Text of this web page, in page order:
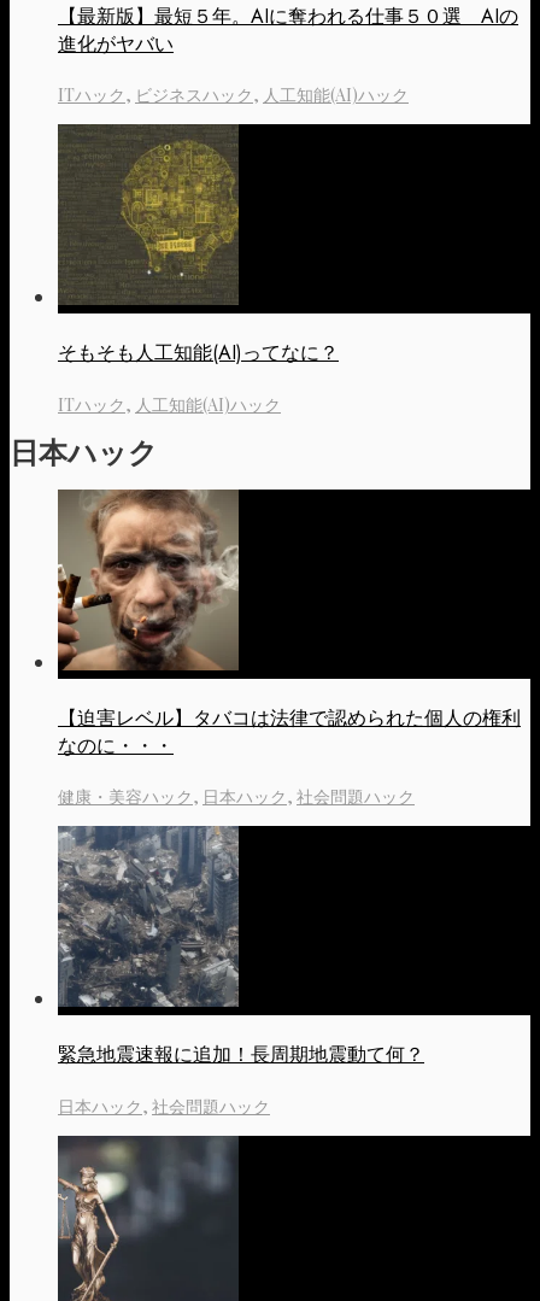
【最新版】最短５年。AIに奪われる仕事５０選 AIの
進化がヤバい
ITハック, ビジネスハック, 人工知能(AI)ハック
そもそも人工知能(AI)ってなに？
ITハック, 人工知能(AI)ハック
日本ハック
【迫害レベル】タバコは法律で認められた個人の権利
なのに・・・
健康・美容ハック, 日本ハック, 社会問題ハック
緊急地震速報に追加！長周期地震動て何？
日本ハック, 社会問題ハック